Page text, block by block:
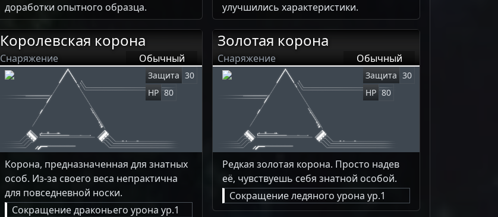
доработки опытного образца.
улучшились характеристики.
Королевская корона
Снаряжение Обычный
Защита 30
HP 80
Корона, предназначенная для знатных
особ. Из-за своего веса непрактична
для повседневной носки.
Сокращение драконьего урона ур.1
Золотая корона
Снаряжение Обычный
Защита 30
HP 80
Редкая золотая корона. Просто надев
её, чувствуешь себя знатной особой.
Сокращение ледяного урона ур.1